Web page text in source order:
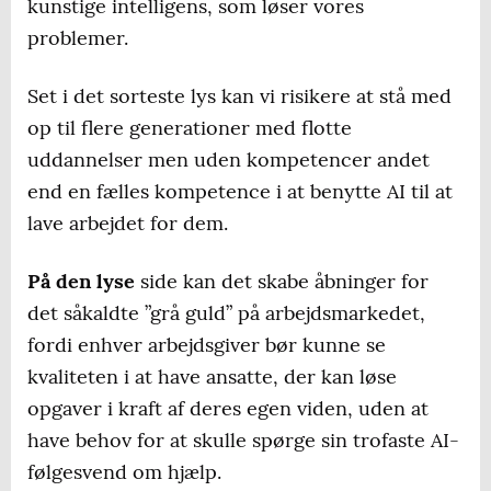
kunstige intelligens, som løser vores
problemer.
Set i det sorteste lys kan vi risikere at stå med
op til flere generationer med flotte
uddannelser men uden kompetencer andet
end en fælles kompetence i at benytte AI til at
lave arbejdet for dem.
På den lyse side kan det skabe åbninger for
det såkaldte ”grå guld” på arbejdsmarkedet,
fordi enhver arbejdsgiver bør kunne se
kvaliteten i at have ansatte, der kan løse
opgaver i kraft af deres egen viden, uden at
have behov for at skulle spørge sin trofaste AI-
følgesvend om hjælp.